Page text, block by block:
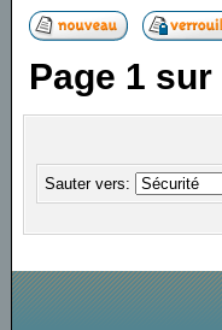
Page 1 sur
Sauter vers: